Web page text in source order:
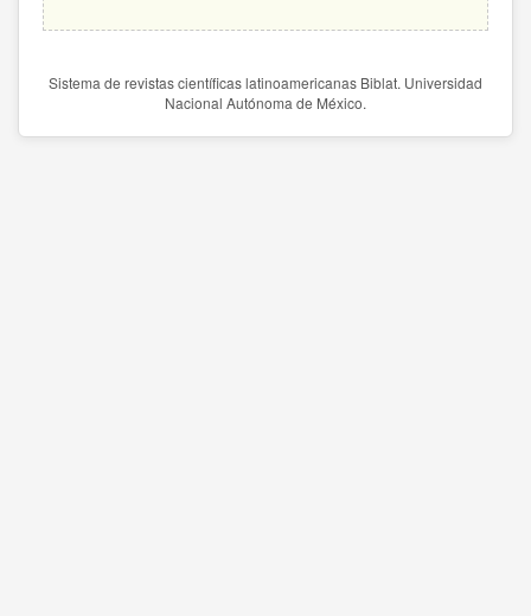
Sistema de revistas científicas latinoamericanas Biblat. Universidad
Nacional Autónoma de México.